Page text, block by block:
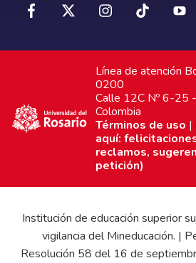
Línea de atención
0200
Calle 12C Nº 6-25
Colombia
Términos de uso |
aquí:
reclamos,
petición)
Institución de educación superior
vigilancia del Mineducación. |
Resolución 58 del 16 de